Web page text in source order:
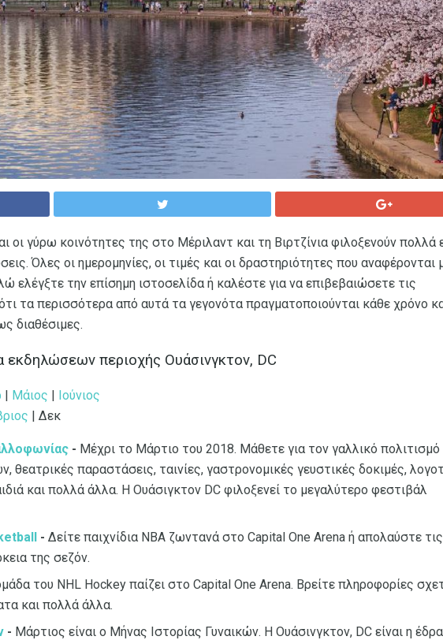
οι γύρω κοινότητες της στο Μέριλαντ και τη Βιρτζίνια φιλοξενούν πολλά
Όλες οι ημερομηνίες, οι τιμές και οι δραστηριότητες που αναφέρονται
ελέγξτε την επίσημη ιστοσελίδα ή καλέστε για να επιβεβαιώσετε τις
τα περισσότερα από αυτά τα γεγονότα πραγματοποιούνται κάθε χρόνο
διαθέσιμες.
εκδηλώσεων περιοχής Ουάσινγκτον, DC
| Μάιος | Ιούνιος
| Δεκ
- Μέχρι το Μάρτιο του 2018. Μάθετε για τον γαλλικό
θεατρικές παραστάσεις, ταινίες, γαστρονομικές γευστικές δοκιμές,
και πολλά άλλα. Η Ουάσιγκτον DC φιλοξενεί το μεγαλύτερο φεστιβάλ
- Δείτε παιχνίδια NBA ζωντανά στο Capital One Arena ή απολαύστε
της σεζόν.
του NHL Hockey παίζει στο Capital One Arena. Βρείτε πληροφορίες
και πολλά άλλα.
- Μάρτιος είναι ο Μήνας Ιστορίας Γυναικών. Η Ουάσινγκτον, DC είναι η